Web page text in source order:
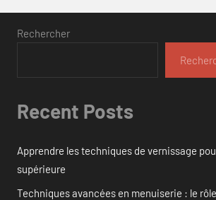
Rechercher
Recent Posts
Apprendre les techniques de vernissage
supérieure
Techniques avancées en menuiserie : le